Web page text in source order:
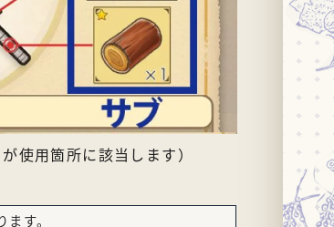
用箇所に該当します）
す。